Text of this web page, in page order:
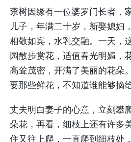
柰树因缘有一位婆罗门长者，
儿子，年满二十岁，新娶媳妇
相敬如宾，水乳交融。一天，
园散步赏花，适值春光明媚，
高耸茂密，开满了美丽的花朵
要那些鲜花，不知道谁能够摘
丈夫明白妻子的心意，立刻攀
朵花，再看，细枝上还有许多
住又往上爬，一直爬到细枝处